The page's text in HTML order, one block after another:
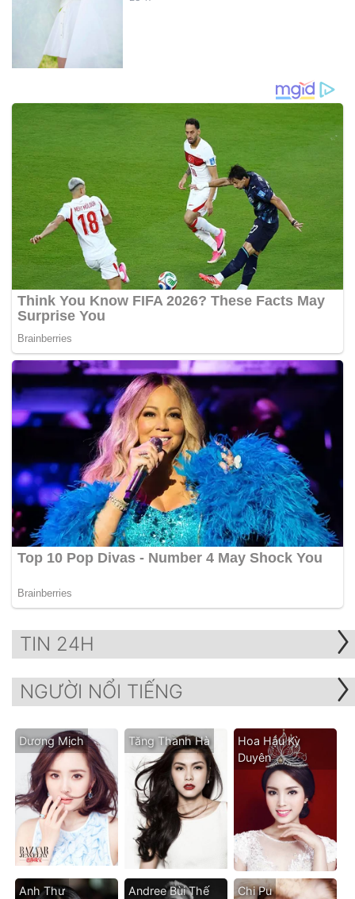
TIN 24H
NGƯỜI NỔI TIẾNG
Dương Mịch Tăng Thanh Hà
Hoa Hậu Kỳ
Duyên
Anh Thư
Andree Bùi Thế
Chi Pu